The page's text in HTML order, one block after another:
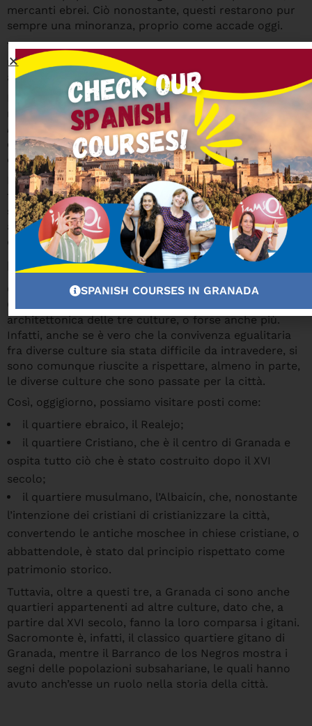
mercanti ebrei. Ciò nonostante, questi restarono pur
sempre una minoranza, proprio come accade oggi.
Tra l’altro, con la conquista castigliana dei territori
musulmani della penisola, diversi spagnoli musulmani
arrivarono a Granada.
Dopo la caduta del regno Nasridi, nel 1492, i
musulmani iniziarono ad essere designati come
mudéjares. Gli ebrei vennero espulsi da questo regno
cristiano e, in breve tempo, i musulmani furono
convertiti in cristiani.
Per questo motivo, possiamo dedurre che se queste
tre culture sono coesistite in passato, ciò è
sicuramente accaduto durante il regno Nasridi, grazie
alle pressioni politiche che resero possibile l’accordo
della dinastia con la Castiglia.
La concezione architettonica
Quando al giorno d’oggi passeggiamo per le strade di
Granada, subito ci rendiamo conto della commistione
architettonica delle tre culture, o forse anche più.
Infatti, anche se è vero che la convivenza egualitaria
fra diverse culture sia stata difficile da intravedere, si
sono comunque riuscite a rispettare, almeno in parte,
le diverse culture che sono passate per la città.
Così, oggigiorno, possiamo visitare posti come:
il quartiere ebraico, il Realejo;
il quartiere Cristiano, che è il centro di Granada e
ospita tutto ciò che è stato costruito dopo il XVI
secolo;
il quartiere musulmano, l’Albaicín, che, nonostante
l’intenzione dei cristiani di cristianizzare la città,
convertendo le antiche moschee in chiese cristiane, o
abbattendole, è stato dal principio rispettato come
patrimonio storico.
Tuttavia, oltre a questi tre, a Granada ci sono anche
quartieri appartenenti ad altre culture, dato che, a
partire dal XVI secolo, fanno la loro comparsa i gitani.
Sacromonte è, infatti, il classico quartiere gitano di
Granada, mentre il Barranco de los Negros mostra i
segni delle popolazioni subsahariane, le quali hanno
avuto anch’esse un ruolo nella storia della città.
SPANISH COURSES IN GRANADA